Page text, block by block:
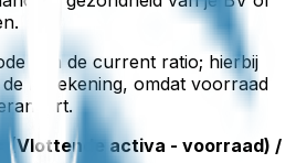
dan de current ratio; hierbij
berekening, omdat voorraad
(Vlottende activa - voorraad) /